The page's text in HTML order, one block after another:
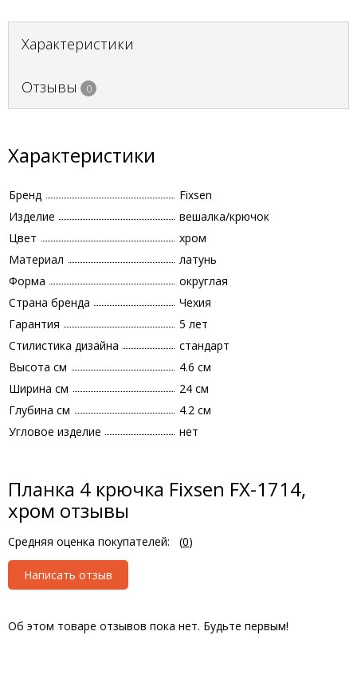
Характеристики
Отзывы 0
Характеристики
Бренд
Fixsen
Изделие
вешалка/крючок
Цвет
хром
Материал
латунь
Форма
округлая
Страна бренда
Чехия
Гарантия
5 лет
Стилистика дизайна
стандарт
Высота см
4.6 см
Ширина см
24 см
Глубина см
4.2 см
Угловое изделие
нет
Планка 4 крючка Fixsen FX-1714,
хром отзывы
Средняя оценка покупателей: (0)
Написать отзыв
Об этом товаре отзывов пока нет. Будьте первым!